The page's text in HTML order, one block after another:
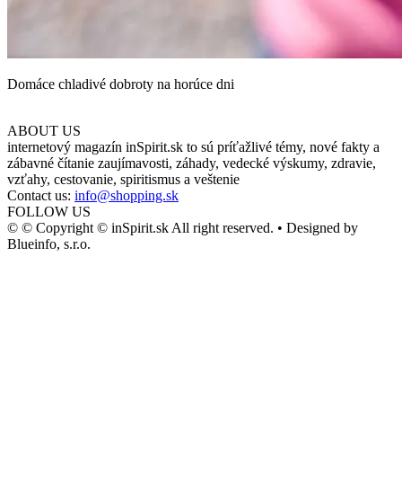
Domáce chladivé dobroty na horúce dni
ABOUT US
internetový magazín inSpirit.sk to sú príťažlivé témy, nové fakty a
zábavné čítanie zaujímavosti, záhady, vedecké výskumy, zdravie,
vzťahy, cestovanie, spiritismus a veštenie
Contact us: info@shopping.sk
FOLLOW US
© © Copyright © inSpirit.sk All right reserved. • Designed by
Blueinfo, s.r.o.